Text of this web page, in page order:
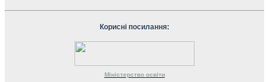
Корисні посилання:
Міністерство освіти